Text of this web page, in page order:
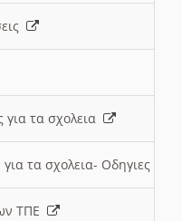
για τα σχολεια
τα σχολεια- Οδηγιες
ΤΠΕ